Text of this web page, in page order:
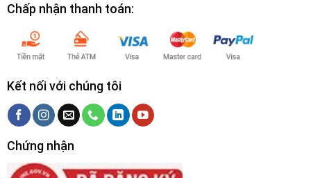
Chấp nhận thanh toán:
Kết nối với chúng tôi
Chứng nhận